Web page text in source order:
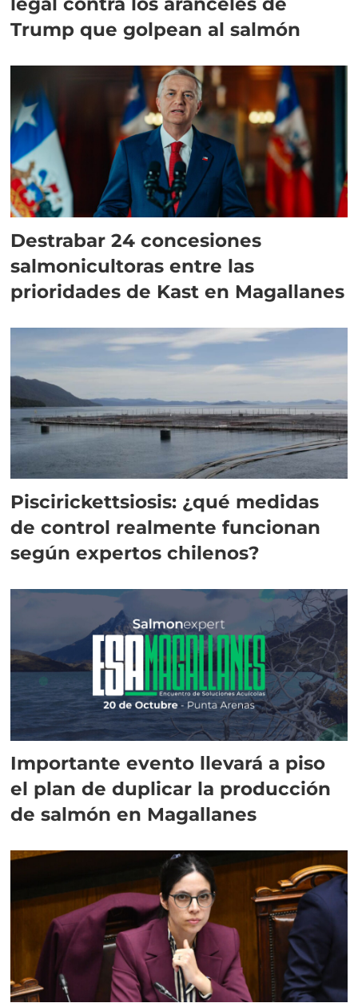
Trump que golpean al salmón
Destrabar 24 concesiones
salmonicultoras entre las
prioridades de Kast en Magallanes
Piscirickettsiosis: ¿qué medidas
de control realmente funcionan
según expertos chilenos?
Importante evento llevará a piso
el plan de duplicar la producción
de salmón en Magallanes